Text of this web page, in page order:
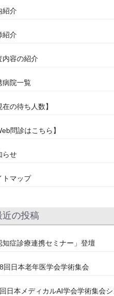
紹介
紹介
内容の紹介
病院一覧
在の待ち人数】
問診はこちら】
らせ
トマップ
近の投稿
知症診療連携セミナー」登壇
回日本老年医学会学術集会
日本メディカルAI学会学術集会